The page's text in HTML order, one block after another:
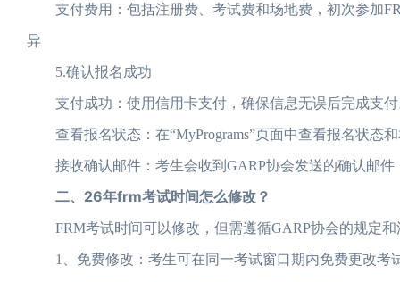
支付费用：包括注册费、考试费和场地费，初次参加
异
5.确认报名成功
支付成功：使用信用卡支付，确保信息无误后完成支付
查看报名状态：在“MyPrograms”页面中查看报名状态
接收确认邮件：考生会收到GARP协会发送的确认邮件
二、26年frm考试时间怎么修改？
FRM考试时间可以修改，但需遵循GARP协会的规定和
1、免费修改：考生可在同一考试窗口期内免费更改考